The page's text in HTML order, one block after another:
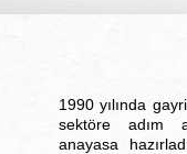
1990 yılında
sektöre adım
anayasa